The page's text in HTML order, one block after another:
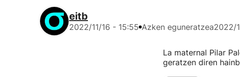
eitb
2022/11/16 - 15:55 Azken eguneratzea2022/
La maternal Pilar
geratzen diren